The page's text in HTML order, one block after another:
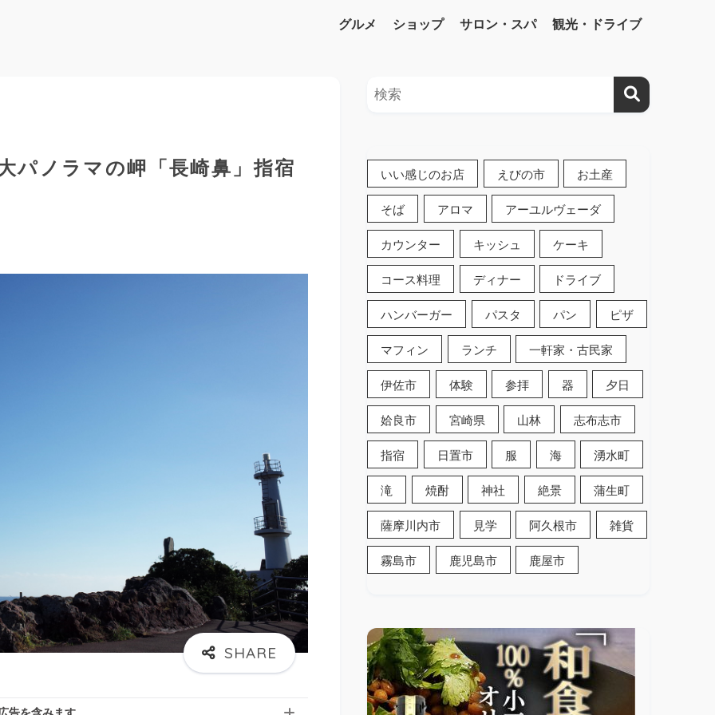
グルメ ショップ サロン・スパ 観光・ドライブ
パノラマの岬「長崎鼻」指宿 いい感じのお店 えびの市 お土産
そば アロマ アーユルヴェーダ
カウンター キッシュ ケーキ
コース料理 ディナー ドライブ
ハンバーガー パスタ パン ピザ
マフィン ランチ 一軒家・古民家
伊佐市 体験 参拝 器 夕日
姶良市 宮崎県 山林 志布志市
指宿 日置市 服 海 湧水町
滝 焼酎 神社 絶景 蒲生町
薩摩川内市 見学 阿久根市 雑貨
霧島市 鹿児島市 鹿屋市